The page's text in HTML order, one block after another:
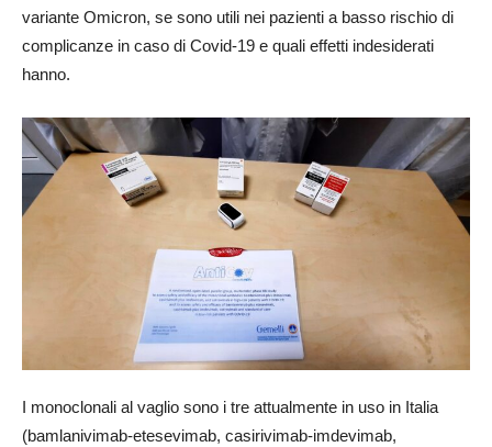
variante Omicron, se sono utili nei pazienti a basso rischio di
complicanze in caso di Covid-19 e quali effetti indesiderati
hanno.
I monoclonali al vaglio sono i tre attualmente in uso in Italia
(bamlanivimab-etesevimab, casirivimab-imdevimab,